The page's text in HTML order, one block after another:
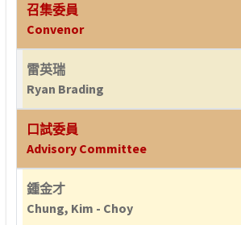
召集委員
Convenor
雷英瑞
Ryan Brading
口試委員
Advisory Committee
鍾金才
Chung, Kim - Choy